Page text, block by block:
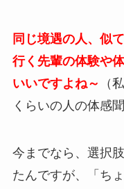
同じ境遇の人、似
行く先輩の体験や
いいですよね～
（
くらいの人の体感
今までなら、選択
たんですが、「ち